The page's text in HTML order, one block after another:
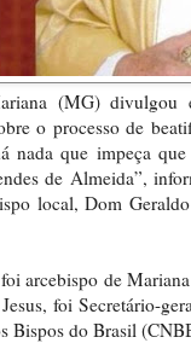
(MG)
o processo de
nada que impeça
de Almeida”,
local, Dom
arcebispo de
foi Secretário-
Bispos do Brasil